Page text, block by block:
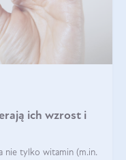
ich wzrost i
nie tylko witamin (m.in.